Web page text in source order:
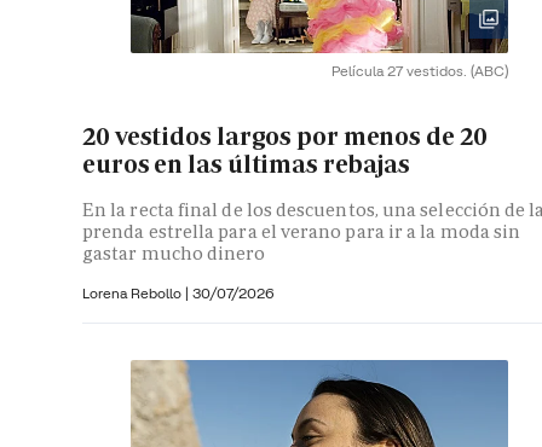
Película 27 vestidos. (ABC)
20 vestidos largos por menos de 20
euros en las últimas rebajas
En la recta final de los descuentos, una selección de
prenda estrella para el verano para ir a la moda sin
gastar mucho dinero
Lorena Rebollo | 30/07/2026